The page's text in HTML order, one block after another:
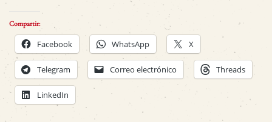
Compartir:
Facebook WhatsApp X
Telegram Correo electrónico Threads
LinkedIn